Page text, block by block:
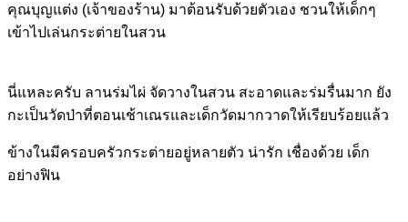
คุณบุญแต่ง (เจ้าของร้าน) มาต้อนรับด้วยตัวเอง ชวนให้เด็กๆ
เข้าไปเล่นกระต่ายในสวน
นี่แหละครับ ลานร่มไผ่ จัดวางในสวน สะอาดและร่มรื่นมาก ยัง
กะเป็นวัดป่าที่ตอนเช้าเณรและเด็กวัดมากวาดให้เรียบร้อยแล้ว
ข้างในมีครอบครัวกระต่ายอยู่หลายตัว น่ารัก เชื่องด้วย เด็ก
อย่างฟิน